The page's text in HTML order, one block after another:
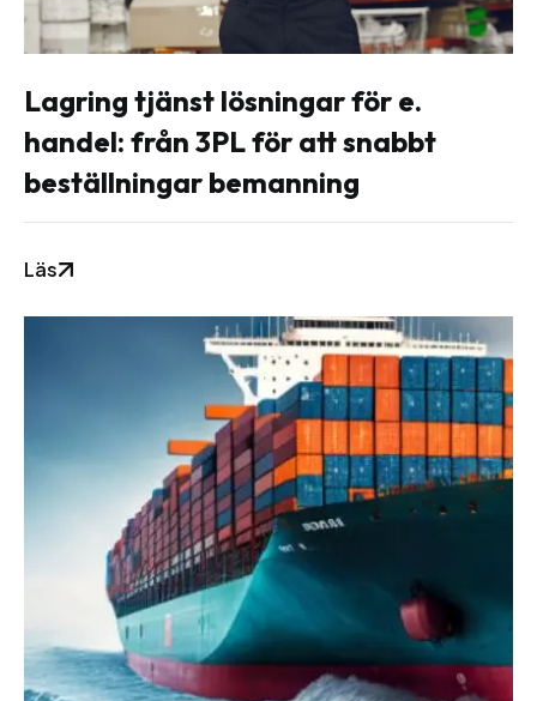
Lagring tjänst lösningar för e.
handel: från 3PL för att snabbt
beställningar bemanning
Läs